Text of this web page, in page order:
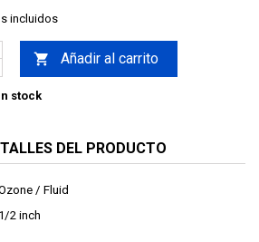
incluidos
 Añadir al carrito
stock
DEL PRODUCTO
/ Fluid
2 inch